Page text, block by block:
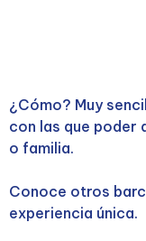
¿Cómo? Muy
con las que poder
o familia.
Conoce otros
experiencia única.